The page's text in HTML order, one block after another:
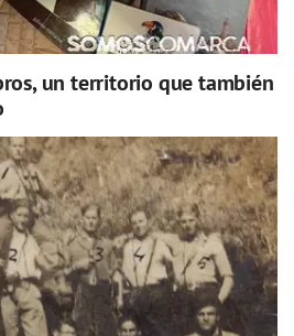
un territorio que también